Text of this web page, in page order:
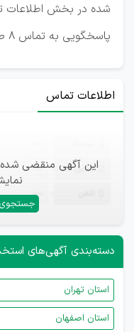
شده در بخش اطلاعات
پاسخگویی به تماس 8 صبح الی 22 می باشد)
اطلاعات تماس
این آگهی منقضی شده
جستجوی
ایمیل —
—
دسته‌بندی آگهی‌های
استان تهران
استان اصفهان